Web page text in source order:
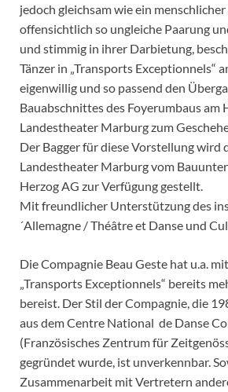
jedoch gleichsam wie ein
offensichtlich so ungleiche Paarung
und stimmig in ihrer Darbietung,
Tänzer in „Transports Exceptionnels“
eigenwillig und so passend den
Bauabschnittes des Foyerumbaus am
Landestheater Marburg zum
Der Bagger für diese Vorstellung wird
Landestheater Marburg vom
Herzog AG zur Verfügung gestellt.
Mit freundlicher Unterstützung des
´Allemagne / Théâtre et Danse und
Die Compagnie Beau Geste hat u.a.
„Transports Exceptionnels“ bereits
bereist. Der Stil der Compagnie, die
aus dem Centre National de Danse
(Französisches Zentrum für
gegründet wurde, ist unverkennbar.
Zusammenarbeit mit Vertretern